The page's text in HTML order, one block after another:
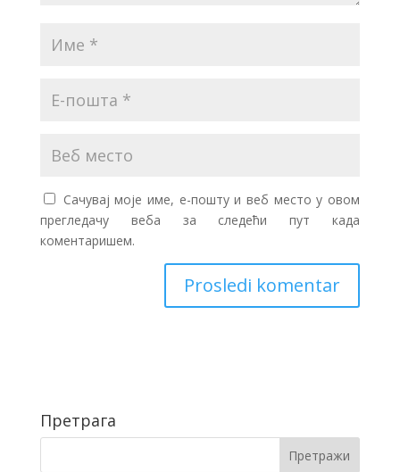
Сачувај моје име, е-пошту и веб место у овом
прегледачу веба за следећи пут када
коментаришем.
Претрага